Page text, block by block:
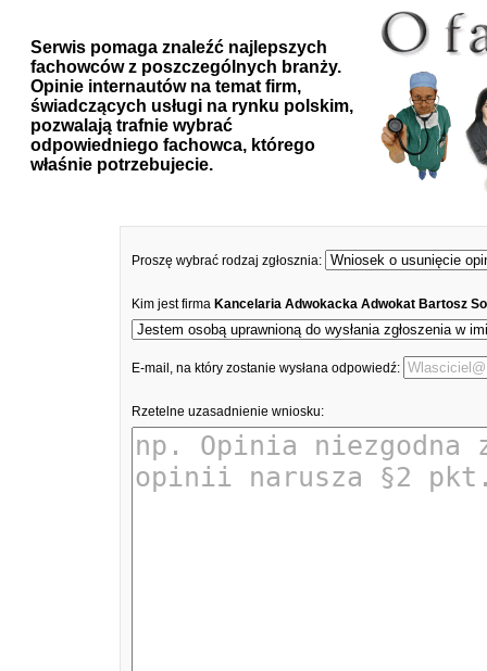
Serwis pomaga znaleźć najlepszych
fachowców z poszczególnych branży.
Opinie internautów na temat firm,
świadczących usługi na rynku polskim,
pozwalają trafnie wybrać
odpowiedniego fachowca, którego
właśnie potrzebujecie.
Proszę wybrać rodzaj zgłosznia:
Kim jest firma Kancelaria Adwokacka Adwokat Bartosz
E-mail, na który zostanie wysłana odpowiedź:
Rzetelne uzasadnienie wniosku: